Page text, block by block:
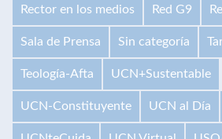
Rector en los medios Red G9
Sala de Prensa Sin categoría
Teología-Afta UCN+Sustentable
UCN-Constituyente UCN al Día